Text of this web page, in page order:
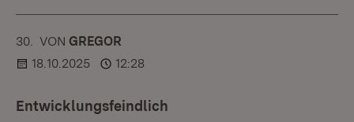
30. KOMMENTAR
VON :GREGOR
18.10.2025
12:28
Entwicklungsfeindlich